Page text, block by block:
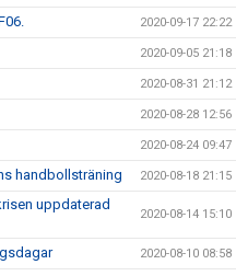
2020-09-17 22:22
2020-09-05 21:18
2020-08-31 21:12
2020-08-28 12:56
2020-08-24 09:47
handbollsträning 2020-08-18 21:15
uppdaterad
2020-08-14 15:10
2020-08-10 08:58